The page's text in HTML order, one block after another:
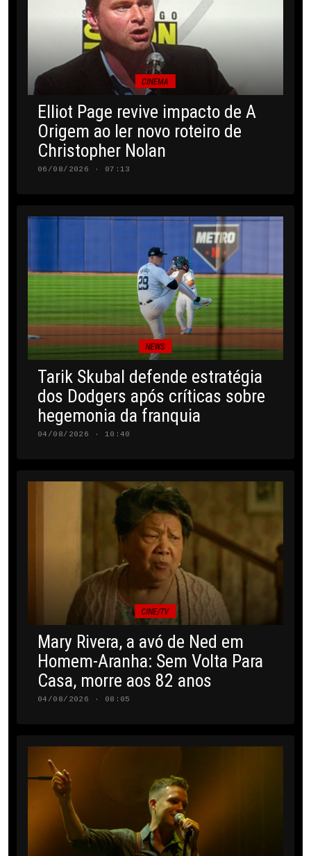
CINEMA
Elliot Page revive impacto de A
Origem ao ler novo roteiro de
Christopher Nolan
06/08/2026 · 07:13
NEWS
Tarik Skubal defende estratégia
dos Dodgers após críticas sobre
hegemonia da franquia
04/08/2026 · 10:40
CINE/TV
Mary Rivera, a avó de Ned em
Homem-Aranha: Sem Volta Para
Casa, morre aos 82 anos
04/08/2026 · 08:05